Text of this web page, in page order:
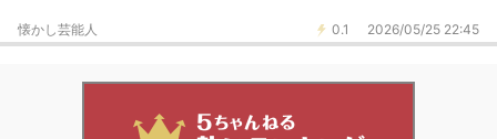
0.1 2026/05/25 22:45
懐かし芸能人